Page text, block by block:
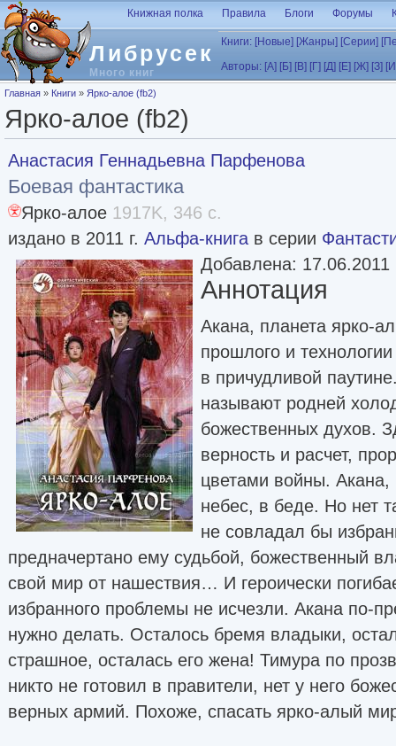
Перейти к основному содержанию
Либрусек
Много книг
Книжная полка Правила Блоги Форумы
Книги: [Новые] [Жанры] [Серии]
Авторы: [А] [Б] [В] [Г] [Д] [Е] [Ж] [З]
Вы здесь
Главная » Книги » Ярко-алое (fb2)
Ярко-алое (fb2)
Анастасия Геннадьевна Парфенова
Боевая фантастика
Ярко-алое 1917K, 346 с.
издано в 2011 г. Альфа-книга в серии
Добавлена: 17.06.2011
Аннотация
Акана, планета ярко-
прошлого и
в причудливой
называют родней
божественных духов.
верность и расчет,
цветами войны. Акана,
небес, в беде. Но нет
не совладал бы
предначертано ему судьбой, божественный
свой мир от нашествия… И героически
избранного проблемы не исчезли. Акана по-
нужно делать. Осталось бремя владыки,
страшное, осталась его жена! Тимура по
никто не готовил в правители, нет у него
верных армий. Похоже, спасать ярко-алый